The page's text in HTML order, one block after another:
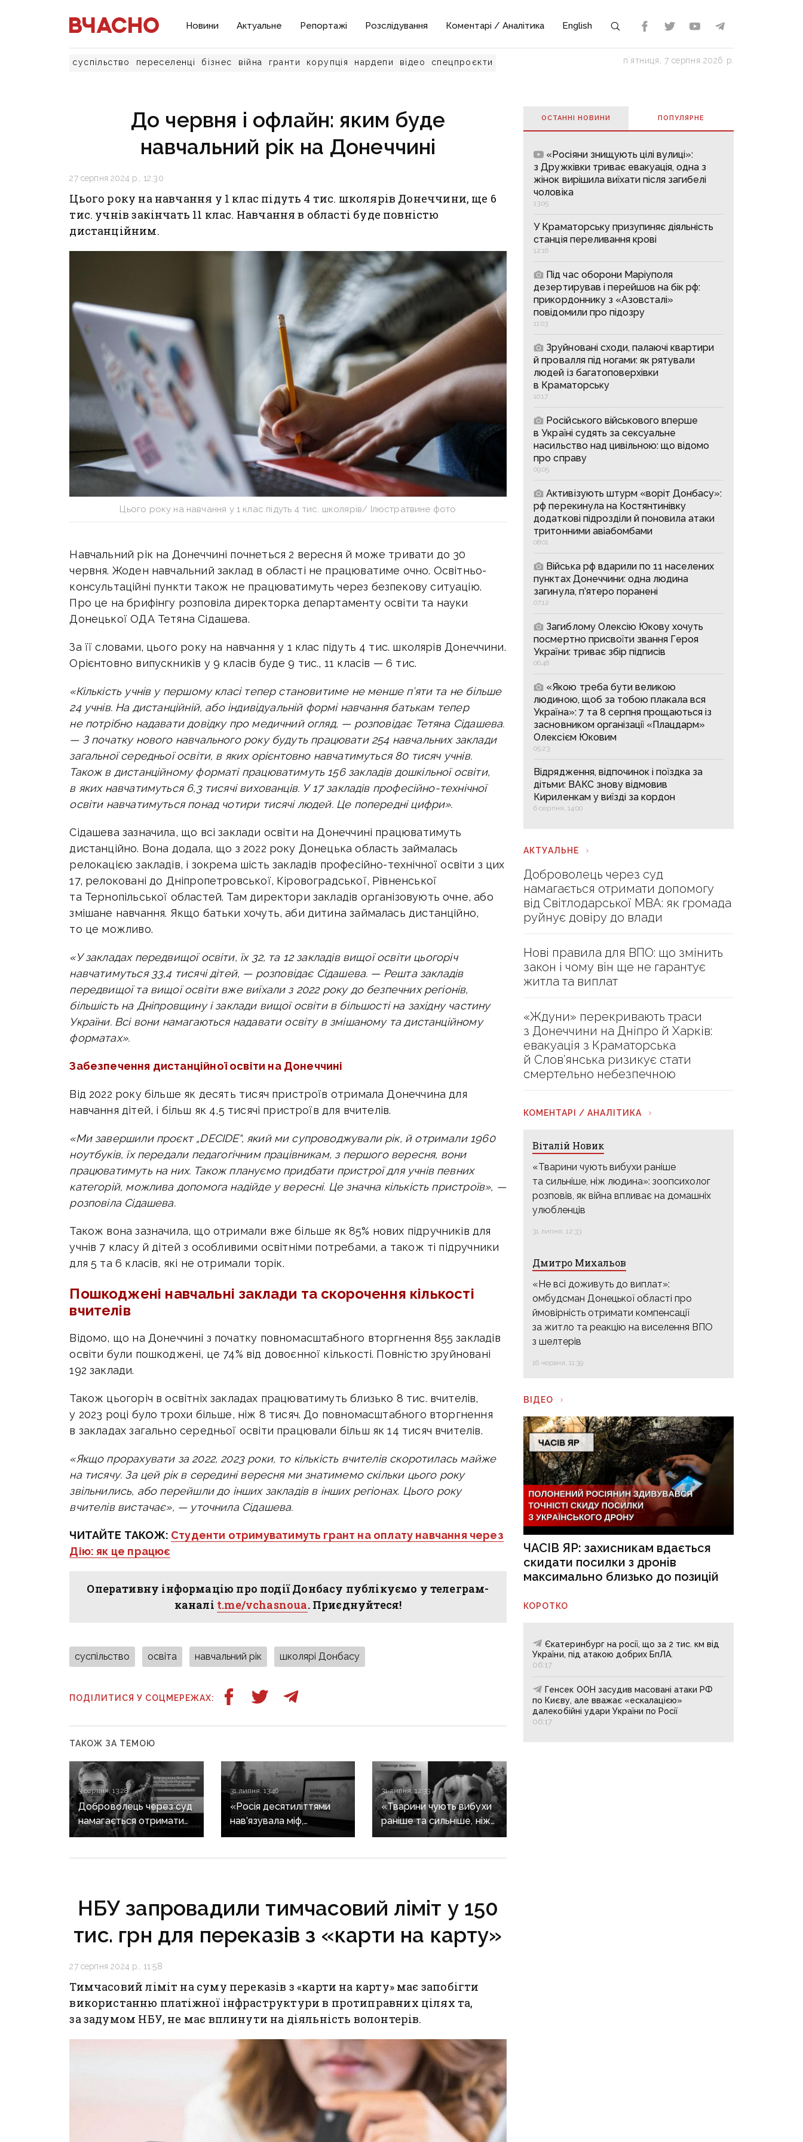
Новини Актуальне Репортажі Розслідування Коментарі / Аналітика English
суспільство переселенці бізнес війна гранти корупція нардепи відео спецпроєкти пʼятниця, 7 серпня 2026 р.
До червня і офлайн: яким буде
навчальний рік на Донеччині
27 серпня 2024 р., 12:30
Цього року на навчання у 1 клас підуть 4 тис. школярів Донеччини, ще 6
тис. учнів закінчать 11 клас. Навчання в області буде повністю
дистанційним.
Цього року на навчання у 1 клас підуть 4 тис. школярів/ Ілюстратвине фото
Навчальний рік на Донеччині почнеться 2 вересня й може тривати до 30
червня. Жоден навчальний заклад в області не працюватиме очно. Освітньо-
консультаційні пункти також не працюватимуть через безпекову ситуацію.
Про це на брифінгу розповіла директорка департаменту освіти та науки
Донецької ОДА Тетяна Сідашева.
За її словами, цього року на навчання у 1 клас підуть 4 тис. школярів Донеччини.
Орієнтовно випускників у 9 класів буде 9 тис., 11 класів — 6 тис.
«Кількість учнів у першому класі тепер становитиме не менше п’яти та не більше
24 учнів. На дистанційній, або індивідуальній формі навчання батькам тепер
не потрібно надавати довідку про медичний огляд, — розповідає Тетяна Сідашева.
— З початку нового навчального року будуть працювати 254 навчальних заклади
загальної середньої освіти, в яких орієнтовно навчатимуться 80 тисяч учнів.
Також в дистанційному форматі працюватимуть 156 закладів дошкільної освіти,
в яких навчатимуться 6,3 тисячі вихованців. У17 закладів професійно-технічної
освіти навчатимуться понад чотири тисячі людей. Це попередні цифри».
Сідашева зазначила, що всі заклади освіти на Донеччині працюватимуть
дистанційно. Вона додала, що з 2022 року Донецька область займалась
релокацією закладів, і зокрема шість закладів професійно-технічної освіти з цих
17, релоковані до Дніпропетровської, Кіровоградської, Рівненської
та Тернопільської областей. Там директори закладів організовують очне, або
змішане навчання. Якщо батьки хочуть, аби дитина займалась дистанційно,
то це можливо.
«У закладах передвищої освіти, їх 32, та 12 закладів вищої освіти цьогоріч
навчатимуться 33,4 тисячі дітей, — розповідає Сідашева. — Решта закладів
передвищої та вищої освіти вже виїхали з 2022 року до безпечних регіонів,
більшість на Дніпровщину і заклади вищої освіти в більшості на західну частину
України. Всі вони намагаються надавати освіту в змішаному та дистанційному
форматах».
Забезпечення дистанційної освіти на Донеччині
Від 2022 року більше як десять тисяч пристроїв отримала Донеччина для
навчання дітей, і більш як 4,5 тисячі пристроїв для вчителів.
«Ми завершили проєкт „DECIDE“, який ми супроводжували рік, й отримали 1960
ноутбуків, їх передали педагогічним працівникам, з першого вересня, вони
працюватимуть на них. Також плануємо придбати пристрої для учнів певних
категорій, можлива допомога надійде у вересні. Це значна кількість пристроїв», —
розповіла Сідашева.
Також вона зазначила, що отримали вже більше як 85% нових підручників для
учнів 7 класу й дітей з особливими освітніми потребами, а також ті підручники
для 5 та 6 класів, які не отримали торік.
Пошкоджені навчальні заклади та скорочення кількості
вчителів
Відомо, що на Донеччині з початку повномасштабного вторгнення 855 закладів
освіти були пошкоджені, це 74% від довоєнної кількості. Повністю зруйновані
192 заклади.
Також цьогоріч в освітніх закладах працюватимуть близько 8 тис. вчителів,
у 2023 році було трохи більше, ніж 8 тисяч. До повномасштабного вторгнення
в закладах загально середньої освіти працювали більш як 14 тисяч вчителів.
«Якщо прорахувати за 2022, 2023 роки, то кількість вчителів скоротилась майже
на тисячу. За цей рік в середині вересня ми знатимемо скільки цього року
звільнились, або перейшли до інших закладів в інших регіонах. Цього року
вчителів вистачає», — уточнила Сідашева.
ЧИТАЙТЕ ТАКОЖ: Студенти отримуватимуть грант на оплату навчання через
Дію: як це працює
Оперативну інформацію про події Донбасу публікуємо у телеграм-
каналі t.me/vchasnoua. Приєднуйтеся!
суспільство освіта навчальний рік школярі Донбасу
ПОДІЛИТИСЯ У СОЦМЕРЕЖАХ:
ТАКОЖ ЗА ТЕМОЮ
3 серпня, 13:28
Доброволець через суд
намагається отримати
допомогу від
31 липня, 13:46
«Росія десятиліттями
нав’язувала міф,
що Донеччина —
31 липня, 12:33
«Тварини чують вибухи
раніше та сильніше, ніж
людина»: зоопсихолог
НБУ запровадили тимчасовий ліміт у 150
тис. грн для переказів з «карти на карту»
27 серпня 2024 р., 11:58
Тимчасовий ліміт на суму переказів з «карти на карту» має запобігти
використанню платіжної інфраструктури в протиправних цілях та,
за задумом НБУ, не має вплинути на діяльність волонтерів.
ОСТАННІ НОВИНИ ПОПУЛЯРНE
«Росіяни знищують цілі вулиці»:
з Дружківки триває евакуація, одна з
жінок вирішила виїхати після загибелі
чоловіка
13:05
У Краматорську призупиняє діяльність
станція переливання крові
12:16
Під час оборони Маріуполя
дезертирував і перейшов на бік рф:
прикордоннику з «Азовсталі»
повідомили про підозру
11:03
Зруйновані сходи, палаючі квартири
й провалля під ногами: як рятували
людей із багатоповерхівки
в Краматорську
10:17
Російського військового вперше
в Україні судять за сексуальне
насильство над цивільною: що відомо
про справу
09:05
Активізують штурм «воріт Донбасу»:
рф перекинула на Костянтинівку
додаткові підрозділи й поновила атаки
тритонними авіабомбами
08:01
Війська рф вдарили по 11 населених
пунктах Донеччини: одна людина
загинула, п’ятеро поранені
07:12
Загиблому Олексію Юкову хочуть
посмертно присвоїти звання Героя
України: триває збір підписів
06:48
«Якою треба бути великою
людиною, щоб за тобою плакала вся
Україна»: 7 та 8 серпня прощаються із
засновником організації «Плацдарм»
Олексієм Юковим
05:23
Відрядження, відпочинок і поїздка за
дітьми: ВАКС знову відмовив
Кириленкам у виїзді за кордон
6 серпня, 14:00
АКТУАЛЬНЕ
Доброволець через суд
намагається отримати допомогу
від Світлодарської МВА: як громада
руйнує довіру до влади
Нові правила для ВПО: що змінить
закон і чому він ще не гарантує
житла та виплат
«Ждуни» перекривають траси
з Донеччини на Дніпро й Харків:
евакуація з Краматорська
й Слов’янська ризикує стати
смертельно небезпечною
КОМЕНТАРІ / АНАЛІТИКА
Віталій Новик
«Тварини чують вибухи раніше
та сильніше, ніж людина»: зоопсихолог
розповів, як війна впливає на домашніх
улюбленців
31 липня, 12:33
Дмитро Михальов
«Не всі доживуть до виплат»:
омбудсман Донецької області про
ймовірність отримати компенсації
за житло та реакцію на виселення ВПО
з шелтерів
16 червня, 11:39
ВІДЕО
ЧАСІВ ЯР: захисникам вдається
скидати посилки з дронів
максимально близько до позицій
КОРОТКО
Єкатеринбург на росії, що за 2 тис. км від
України, під атакою добрих БпЛА.
06:17
Генсек ООН засудив масовані атаки РФ
по Києву, але вважає «ескалацією»
далекобійні удари України по Росії
06:17